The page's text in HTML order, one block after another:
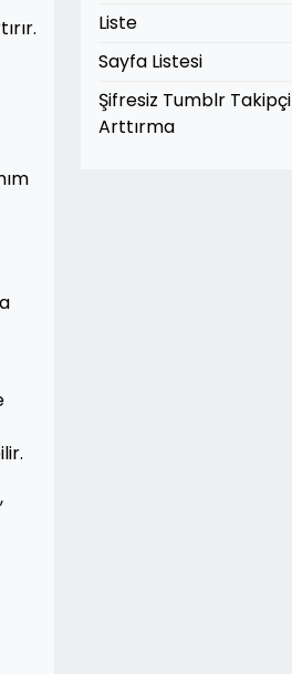
Liste
Sayfa Listesi
Şifresiz Tumblr Takipçi
Arttırma